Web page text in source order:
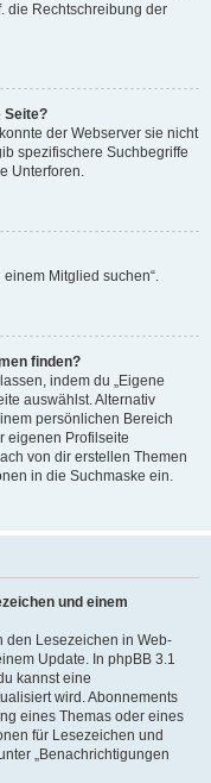
die Rechtschreibung der
Seite?
der Webserver sie nicht
spezifischere Suchbegriffe
Unterforen.
einem Mitglied suchen“.
finden?
indem du „Eigene
auswählst. Alternativ
persönlichen Bereich
eigenen Profilseite
von dir erstellen Themen
in die Suchmaske ein.
und einem
den Lesezeichen in Web-
Update. In phpBB 3.1
kannst eine
wird. Abonnements
eines Themas oder eines
für Lesezeichen und
„Benachrichtigungen